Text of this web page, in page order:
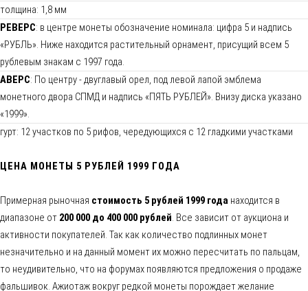
толщина: 1,8 мм
РЕВЕРС: в центре монеты обозначение номинала: цифра 5 и надпись
«РУБЛЬ». Ниже находится растительный орнамент, присущий всем 5
рублевым знакам с 1997 года.
АВЕРС: По центру - двуглавый орел, под левой лапой эмблема
монетного двора СПМД и надпись «ПЯТЬ РУБЛЕЙ». Внизу диска указано
«1999».
гурт: 12 участков по 5 рифов, чередующихся с 12 гладкими участками
ЦЕНА МОНЕТЫ 5 РУБЛЕЙ 1999 ГОДА
Примерная рыночная стоимость 5 рублей 1999 года находится в
диапазоне от 200 000 до 400 000 рублей. Все зависит от аукциона и
активности покупателей. Так как количество подлинных монет
незначительно и на данный момент их можно пересчитать по пальцам,
то неудивительно, что на форумах появляются предложения о продаже
фальшивок. Ажиотаж вокруг редкой монеты порождает желание